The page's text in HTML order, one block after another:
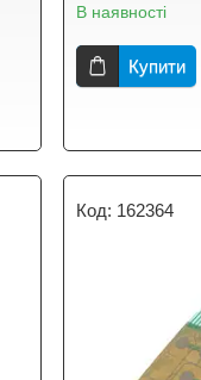
В наявності
Купити
162364